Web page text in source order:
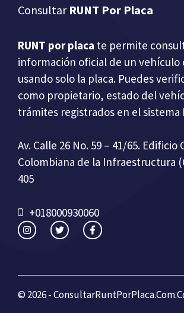
Consultar RUNT Por Placa
RUNT por placa te permite
información oficial de un vehículo
usando solo la placa. Puedes
como propietario, estado del
trámites registrados en el sistema
Av. Calle 26 No. 59 – 41/65. Edificio
Colombiana de la Infraestructura
405
+018000930060
© 2026 -